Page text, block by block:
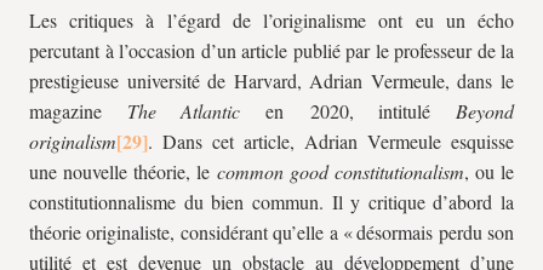
Les critiques à l’égard de l’originalisme ont eu un écho
percutant à l’occasion d’un article publié par le professeur de la
prestigieuse université de Harvard, Adrian Vermeule, dans le
magazine The Atlanticen 2020, intitulé Beyond
originalism
. Dans cet article, Adrian Vermeule esquisse
une nouvelle théorie, le common good constitutionalism, ou le
constitutionnalisme du bien commun. Il y critique d’abord la
théorie originaliste, considérant qu’elle a « désormais perdu son
utilité et est devenue un obstacle au développement d’une